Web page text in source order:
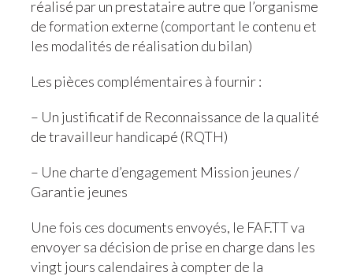
réalisé par un prestataire autre que l’organisme
de formation externe (comportant le contenu et
les modalités de réalisation du bilan)
Les pièces complémentaires à fournir :
– Un justificatif de Reconnaissance de la qualité
de travailleur handicapé (RQTH)
– Une charte d’engagement Mission jeunes /
Garantie jeunes
Une fois ces documents envoyés, le FAF.TT va
envoyer sa décision de prise en charge dans les
vingt jours calendaires à compter de la